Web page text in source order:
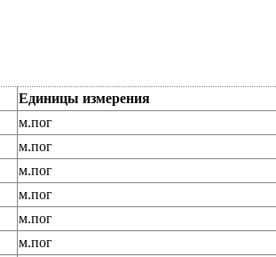
Единицы измерения
м.пог
м.пог
м.пог
м.пог
м.пог
м.пог